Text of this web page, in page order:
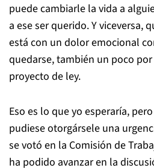
puede cambiarle la vida a
a ese ser querido. Y viceversa,
está con un dolor emocional
quedarse, también un poco
proyecto de ley.
Eso es lo que yo esperaría,
pudiese otorgársele una
se votó en la Comisión de
ha podido avanzar en la